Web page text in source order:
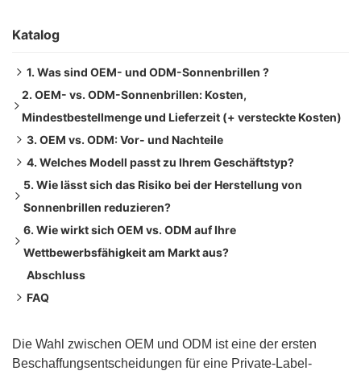
Katalog
1. Was sind OEM- und ODM-Sonnenbrillen ?
Der kundenspezifische Entwurf (OEM)
Der Konfektionskatalog (ODM)
2. OEM- vs. ODM-Sonnenbrillen: Kosten,
Mindestbestellmenge und Lieferzeit (+ versteckte Kosten)
Die versteckten Kosten aufdecken
3. OEM vs. ODM: Vor- und Nachteile
Der OEM-Kompromisse
Der ODM-Kompromisse
Praktische Empfehlung
4. Welches Modell passt zu Ihrem Geschäftstyp?
Die etablierte Modemarke und Brillenkette
DTC-, Mode- und Marktplatzmarken
5. Wie lässt sich das Risiko bei der Herstellung von
Sonnenbrillen reduzieren?
Schritt 1: Klärung der Eigentumsverhältnisse des
Schimmelpilzes
Schritt 2: Überprüfung der Konformitätsunterstützung
Schritt 3: Führen Sie eine risikoarme Beispielcharge durch
6. Wie wirkt sich OEM vs. ODM auf Ihre
Wettbewerbsfähigkeit am Markt aus?
Maximierung des ROI durch proprietäre Formen (OEM)
Beschleunigung des Kapitalumschlags durch Trendfolgen
Abschluss
FAQ
angefertigte Sonnenbrillen?
2. Kann ich bei einer ODM-Bestellung die Rahmenfarbe
Die Wahl zwischen OEM und ODM ist eine der ersten
Beschaffungsentscheidungen für eine Private-Label-